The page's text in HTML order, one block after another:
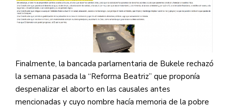
Finalmente, la bancada parlamentaria de Bukele rechazó
la semana pasada la “Reforma Beatriz” que proponía
despenalizar el aborto en las causales antes
mencionadas y cuyo nombre hacía memoria de la pobre